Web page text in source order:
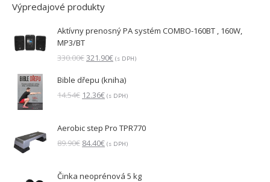
Výpredajové produkty
Aktívny prenosný PA systém COMBO-160BT , 160W,
MP3/BT
330.00€Pôvodná
bola:
330.00€.
321.90€Aktuálna
je:
321.90€.
(s DPH)
Bible dřepu (kniha)
14.54€ Pôvodná
14.54€.
12.36€Aktuálna
12.36€.
(s DPH)
Aerobic step Pro TPR770
89.90€ Pôvodná
89.90€.
84.40€Aktuálna
84.40€.
(s DPH)
Činka neoprénová 5 kg